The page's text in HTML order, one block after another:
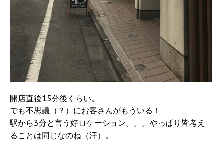
開店直後15分後くらい。
でも不思議（？）にお客さんがもういる！
駅から3分と言う好ロケーション。。。やっぱり皆考え
ることは同じなのね（汗）。